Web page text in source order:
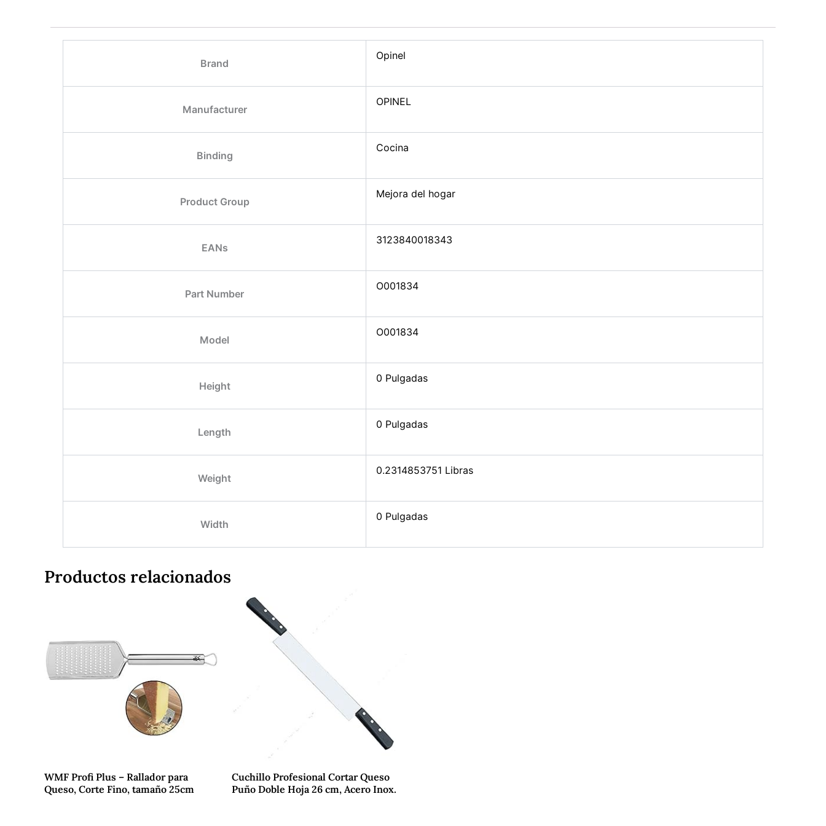
Brand
Opinel
Manufacturer
OPINEL
Binding
Cocina
Product Group
Mejora del hogar
EANs
3123840018343
Part Number
O001834
Model
O001834
Height
0 Pulgadas
Length
0 Pulgadas
Weight
0.2314853751 Libras
Width
0 Pulgadas
Productos relacionados
WMF Profi Plus – Rallador para
Queso, Corte Fino, tamaño 25cm
Cuchillo Profesional Cortar Queso
Puño Doble Hoja 26 cm, Acero Inox.